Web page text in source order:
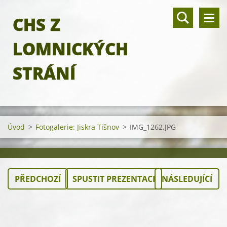
CHS Z
LOMNICKÝCH
STRÁNÍ
Úvod > Fotogalerie: Jiskra Tišnov > IMG_1262.JPG
PŘEDCHOZÍ SPUSTIT PREZENTACI NÁSLEDUJÍCÍ